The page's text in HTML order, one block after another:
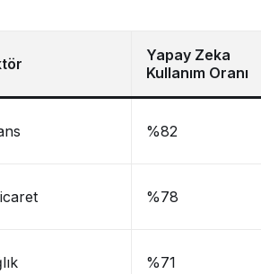
Yapay Zeka
Kullanım Oranı
%82
%78
%71